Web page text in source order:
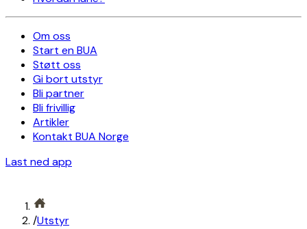
Om oss
Start en BUA
Støtt oss
Gi bort utstyr
Bli partner
Bli frivillig
Artikler
Kontakt BUA Norge
Last ned app
/Utstyr